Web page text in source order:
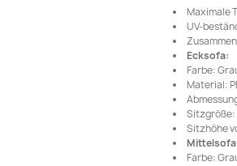
Maximale
UV-
Ecksofa:
Farbe:
Material:
Sitzgröße:
Sitzhöhe
Farbe: